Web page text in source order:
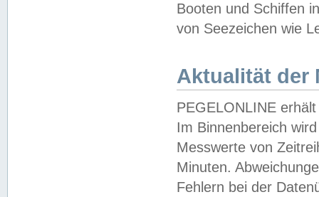
Booten und Schiffen
von Seezeichen wie
Aktualität der
PEGELONLINE
Im Binnenbereich
Messwerte von
Minuten.
Fehlern bei der